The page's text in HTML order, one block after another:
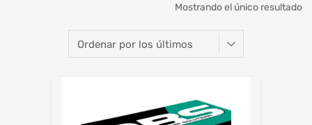
Mostrando el único resultado